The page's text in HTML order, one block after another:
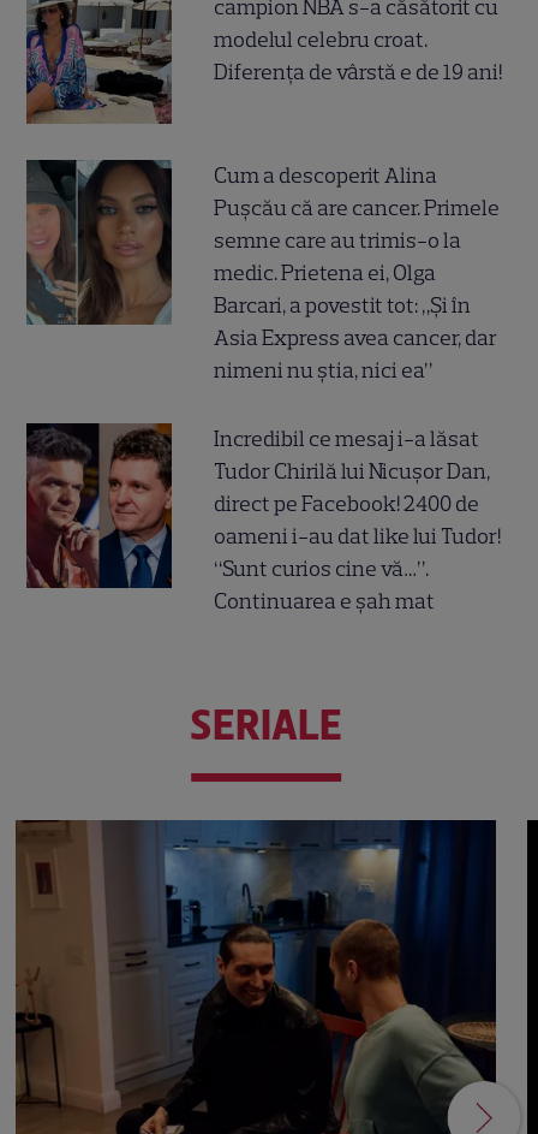
campion NBA s-a căsătorit cu
modelul celebru croat.
Diferența de vârstă e de 19 ani!
Cum a descoperit Alina
Pușcău că are cancer. Primele
semne care au trimis-o la
medic. Prietena ei, Olga
Barcari, a povestit tot: „Și în
Asia Express avea cancer, dar
nimeni nu știa, nici ea”
Incredibil ce mesaj i-a lăsat
Tudor Chirilă lui Nicușor Dan,
direct pe Facebook! 2400 de
oameni i-au dat like lui Tudor!
“Sunt curios cine vă…”.
Continuarea e șah mat
SERIALE